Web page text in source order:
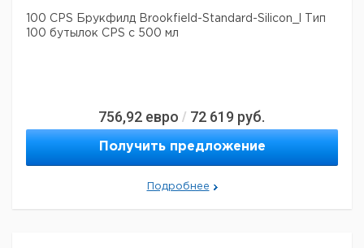
100 CPS Брукфилд Brookfield-Standard-Silicon_l Тип
100 бутылок CPS с 500 мл
756,92 евро / 72 619 руб.
Получить предложение
Подробнее